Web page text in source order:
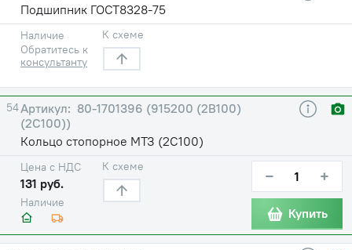
Подшипник ГОСТ8328-75
Наличие
Обратитесь к
консультанту
К схеме
54
80-1701396 (915200 (2В100)
(2С100))
Кольцо стопорное МТЗ (2С100)
Наличие
Цена с НДС
131 руб.
К схеме − +
Купить